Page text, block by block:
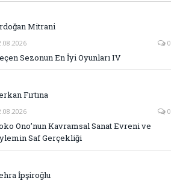
Mitrani
0
Sezonun En İyi Oyunları IV
Fırtına
0
Ono’nun Kavramsal Sanat Evreni ve
Saf Gerçekliği
İpşiroğlu